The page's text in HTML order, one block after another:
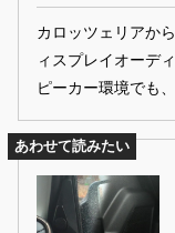
カロッツェリアか
ィスプレイオーデ
ピーカー環境でも
代のドライブ空間
あわせて読みたい